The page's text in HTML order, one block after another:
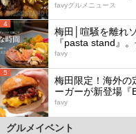
favyグルメニュース
4
梅田│喧騒を離れ
『pasta stand』
favy
5
梅田限定！海外の
ーガーが新登場『
favy
グルメイベント